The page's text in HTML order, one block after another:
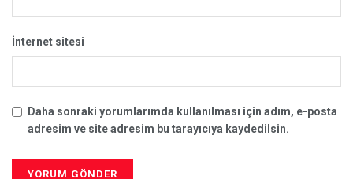
İnternet sitesi
Daha sonraki yorumlarımda kullanılması için adım, e-posta
adresim ve site adresim bu tarayıcıya kaydedilsin.